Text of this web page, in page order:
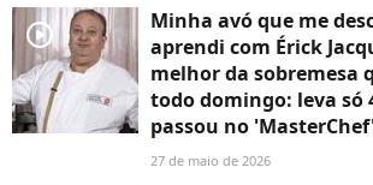
player2
Minha avó que me
aprendi com Érick
melhor da sobremesa
todo domingo: leva só
passou no
27 de maio de 2026